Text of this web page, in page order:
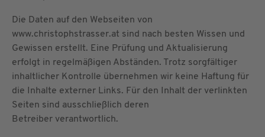
Die Daten auf den Webseiten von
www.christophstrasser.at sind nach besten Wissen und
Gewissen erstellt. Eine Prüfung und Aktualisierung
erfolgt in regelmäßigen Abständen. Trotz sorgfältiger
inhaltlicher Kontrolle übernehmen wir keine Haftung für
die Inhalte externer Links. Für den Inhalt der verlinkten
Seiten sind ausschließlich deren
Betreiber verantwortlich.